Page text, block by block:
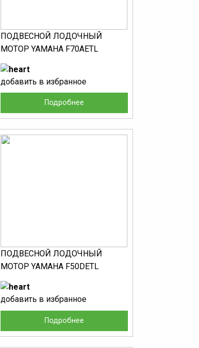
ПОДВЕСНОЙ ЛОДОЧНЫЙ
МОТОР YAMAHA F70AETL
Подробнее
добавить в избранное
ПОДВЕСНОЙ ЛОДОЧНЫЙ
МОТОР YAMAHA F50DETL
Подробнее
добавить в избранное